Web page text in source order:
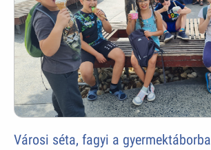
Városi séta, fagyi a